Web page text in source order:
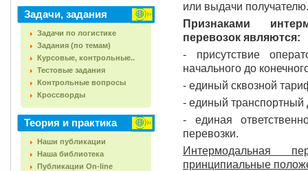
Задачи, задания
Задачи по логистике
Задания (по темам)
Курсовые, контрольные..
Тестовые задания
Контрольные вопросы
Кроссворды
Теория и практика
Наши публикации
Наша библиотека
Публикации On-line
или выдачи получателю.
Признаками
перевозок являются:
- присутствие
начального до
- единый сквозной
- единый транспортный
- единая
перевозки.
Интермодальная
принципиальные